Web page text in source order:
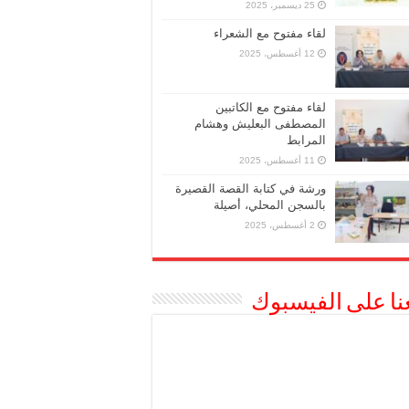
25 ديسمبر، 2025
لقاء مفتوح مع الشعراء
12 أغسطس، 2025
لقاء مفتوح مع الكاتبين
المصطفى البعليش وهشام
المرابط
11 أغسطس، 2025
ورشة في كتابة القصة القصيرة
بالسجن المحلي، أصيلة
2 أغسطس، 2025
على الفيسبوك